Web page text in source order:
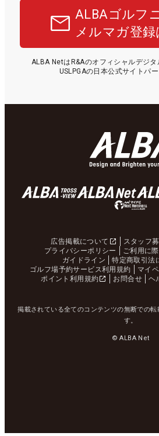
ALBAゴルフ
メルマガ登
ALBA NetはR&Aのオフィシャルデジ
USLPGAの日本公式サイトパー
広告掲載について スタッフ
プライバシーポリシー
ご利用に
ガイドライン
特定商取引法
ゴルフ場予約サービス利用規約
マイ
ポイント利用規約
お問合せ ヘ
掲載されている全てのコンテンツの無断での
す。
© ALBA Net